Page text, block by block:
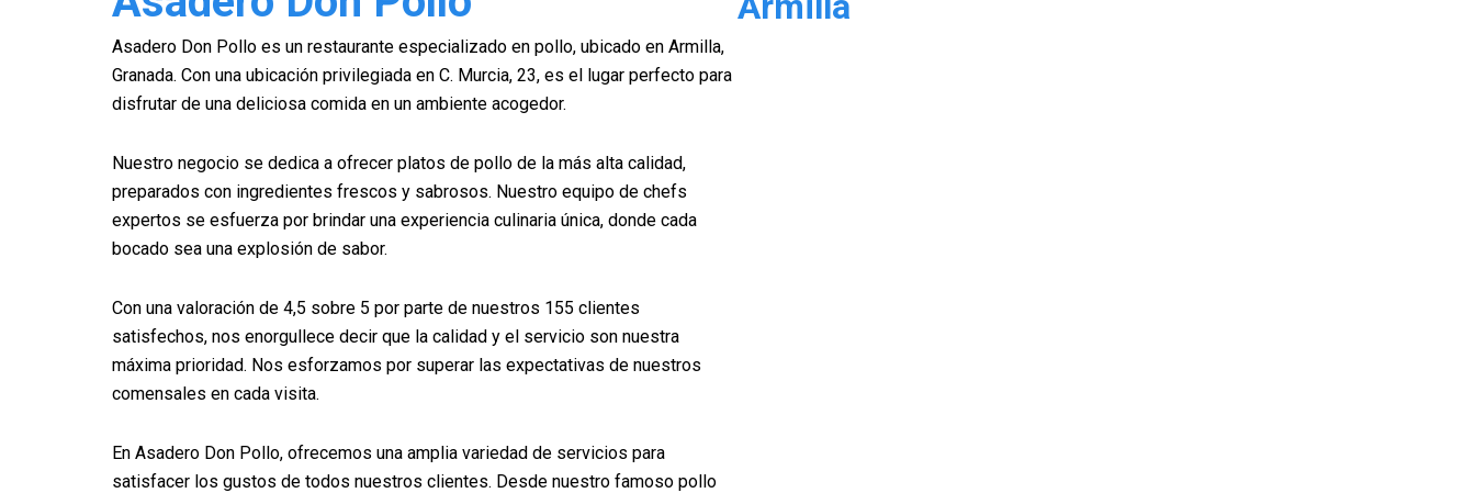
Asadero Don Pollo es un restaurante especializado en pollo, ubicado en Armilla,
Granada. Con una ubicación privilegiada en C. Murcia, 23, es el lugar perfecto para
disfrutar de una deliciosa comida en un ambiente acogedor.
Nuestro negocio se dedica a ofrecer platos de pollo de la más alta calidad,
preparados con ingredientes frescos y sabrosos. Nuestro equipo de chefs
expertos se esfuerza por brindar una experiencia culinaria única, donde cada
bocado sea una explosión de sabor.
Con una valoración de 4,5 sobre 5 por parte de nuestros 155 clientes
satisfechos, nos enorgullece decir que la calidad y el servicio son nuestra
máxima prioridad. Nos esforzamos por superar las expectativas de nuestros
comensales en cada visita.
En Asadero Don Pollo, ofrecemos una amplia variedad de servicios para
satisfacer los gustos de todos nuestros clientes. Desde nuestro famoso pollo